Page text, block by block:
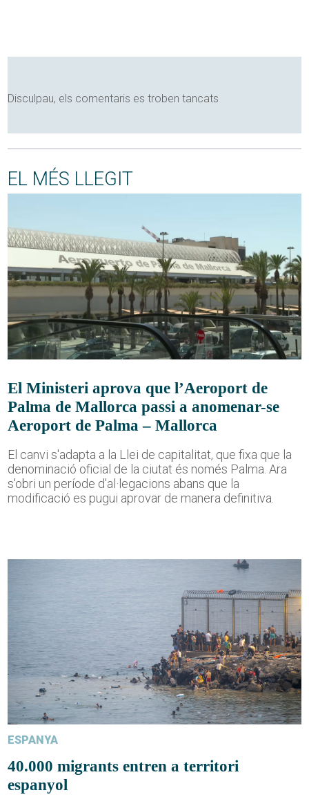
Disculpau, els comentaris es troben tancats
EL MÉS LLEGIT
El Ministeri aprova que l’Aeroport de
Palma de Mallorca passi a anomenar-se
Aeroport de Palma – Mallorca
El canvi s'adapta a la Llei de capitalitat, que fixa que la
denominació oficial de la ciutat és només Palma. Ara
s'obri un període d'al·legacions abans que la
modificació es pugui aprovar de manera definitiva.
ESPANYA
40.000 migrants entren a territori
espanyol